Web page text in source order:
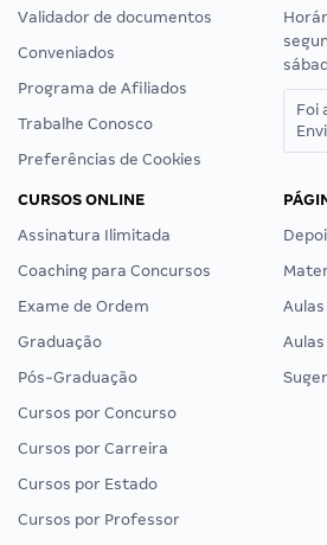
Validador de documentos
Conveniados
Programa de Afiliados
Trabalhe Conosco
Preferências de Cookies
Foi
CURSOS ONLINE
Assinatura Ilimitada
Coaching para Concursos
Exame de Ordem
Graduação
Pós-Graduação
Cursos por Concurso
Cursos por Carreira
Cursos por Estado
Cursos por Professor